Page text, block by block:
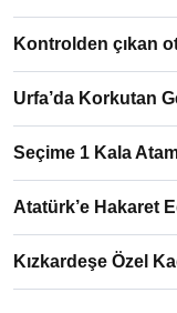
Kontrolden çıkan
Urfa’da Korkutan
Seçime 1 Kala
Atatürk’e Hakaret
Kızkardeşe Özel